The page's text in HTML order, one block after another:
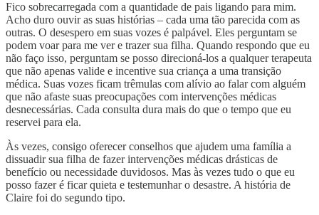
Fico sobrecarregada com a quantidade de pais ligando para mim.
Acho duro ouvir as suas histórias – cada uma tão parecida com as
outras. O desespero em suas vozes é palpável. Eles perguntam se
podem voar para me ver e trazer sua filha. Quando respondo que eu
não faço isso, perguntam se posso direcioná-los a qualquer terapeuta
que não apenas valide e incentive sua criança a uma transição
médica. Suas vozes ficam trêmulas com alívio ao falar com alguém
que não afaste suas preocupações com intervenções médicas
desnecessárias. Cada consulta dura mais do que o tempo que eu
reservei para ela.
Às vezes, consigo oferecer conselhos que ajudem uma família a
dissuadir sua filha de fazer intervenções médicas drásticas de
benefício ou necessidade duvidosos. Mas às vezes tudo o que eu
posso fazer é ficar quieta e testemunhar o desastre. A história de
Claire foi do segundo tipo.